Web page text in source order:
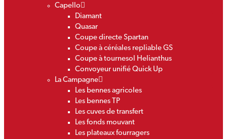
Capello
Diamant
Quasar
Coupe directe Spartan
Coupe à céréales repliable GS
Coupe à tournesol Helianthus
Convoyeur unifié Quick Up
La Campagne
Les bennes agricoles
Les bennes TP
Les cuves de transfert
Les fonds mouvant
Les plateaux fourragers